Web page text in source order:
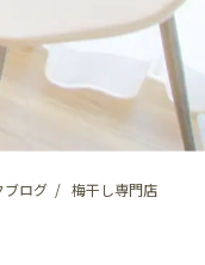
ブログ 梅干し専門店